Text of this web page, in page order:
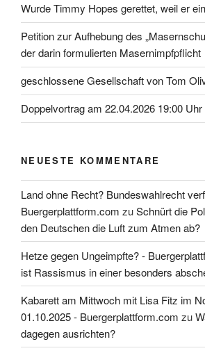
Wurde Timmy Hopes gerettet, weil er
Petition zur Aufhebung des
der darin formulierten Masernimpfpflicht
geschlossene Gesellschaft von Tom
Doppelvortrag am 22.04.2026 19:00
NEUESTE KOMMENTARE
Land ohne Recht? Bundeswahlrecht
Buergerplattform.com zuSchnürt die
den Deutschen die Luft zum Atmen ab?
Hetze gegen Ungeimpfte? -
ist Rassismus in einer besonders
Kabarett am Mittwoch mit Lisa Fitz im
01.10.2025 - Buergerplattform.com zu
dagegen ausrichten?